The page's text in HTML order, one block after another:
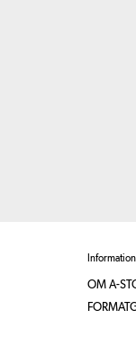
Information
OM A-